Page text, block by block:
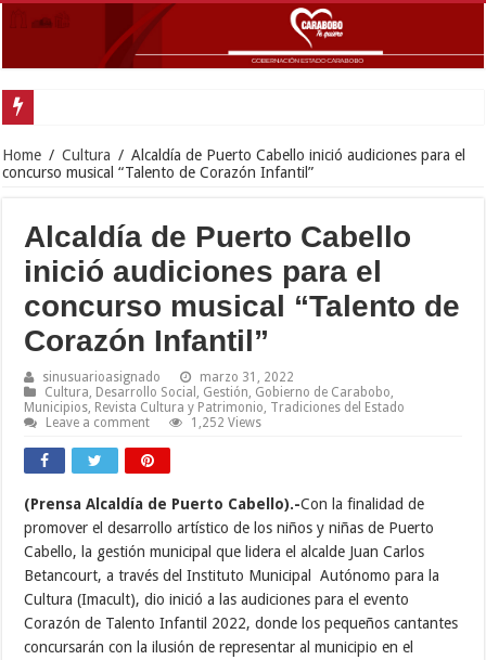
Home / Cultura / Alcaldía de Puerto Cabello inició audiciones para el
concurso musical “Talento de Corazón Infantil”
Alcaldía de Puerto Cabello
inició audiciones para el
concurso musical “Talento de
Corazón Infantil”
sinusuarioasignado
marzo 31, 2022
Cultura Desarrollo Social Gestión Gobierno de Carabobo
Municipios Revista Cultura y Patrimonio Tradiciones del Estado
Leave a comment
1,252 Views
(Prensa Alcaldía de Puerto Cabello).-Con la finalidad de
promover el desarrollo artístico de los niños y niñas de Puerto
Cabello, la gestión municipal que lidera el alcalde Juan Carlos
Betancourt, a través del Instituto Municipal Autónomo para la
Cultura (Imacult), dio inició a las audiciones para el evento
Corazón de Talento Infantil 2022, donde los pequeños cantantes
concursarán con la ilusión de representar al municipio en el